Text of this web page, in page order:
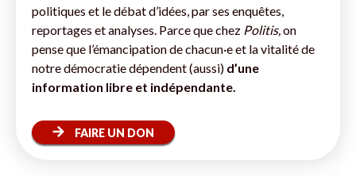
politiques et le débat d’idées, par ses enquêtes,
reportages et analyses. Parce que chez Politis, on
pense que l’émancipation de chacun·e et la vitalité de
notre démocratie dépendent (aussi) d’une
information libre et indépendante.
FAIRE UN DON